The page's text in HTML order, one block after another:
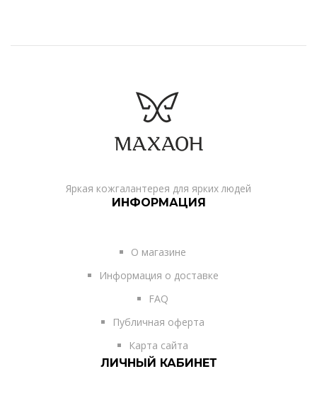
Яркая кожгалантерея для ярких людей
ИНФОРМАЦИЯ
О магазине
Информация о доставке
FAQ
Публичная оферта
Карта сайта
ЛИЧНЫЙ КАБИНЕТ